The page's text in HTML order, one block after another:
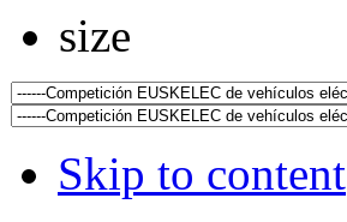
Skip to content